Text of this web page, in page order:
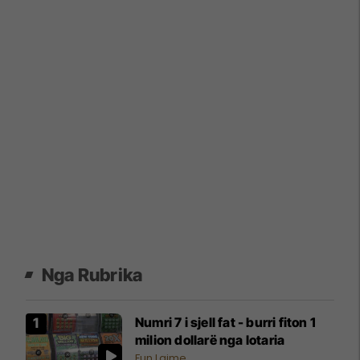
Nga Rubrika
Numri 7 i sjell fat - burri fiton 1
milion dollarë nga lotaria